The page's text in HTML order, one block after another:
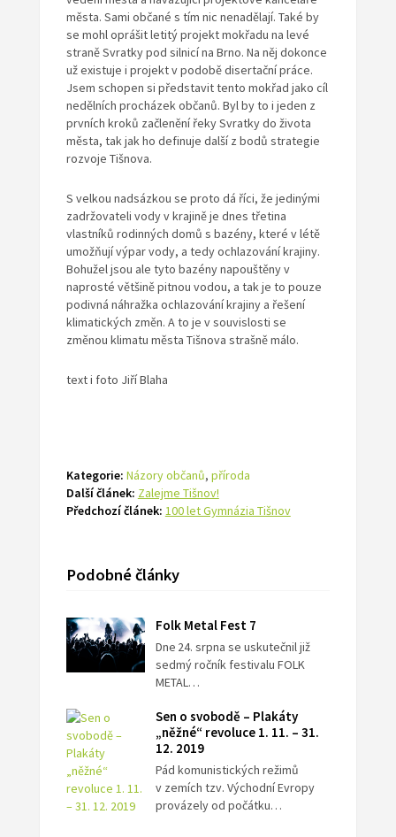
města. Sami občané s tím nic nenadělají. Také by
se mohl oprášit letitý projekt mokřadu na levé
straně Svratky pod silnicí na Brno. Na něj dokonce
už existuje i projekt v podobě disertační práce.
Jsem schopen si představit tento mokřad jako cíl
nedělních procházek občanů. Byl by to i jeden z
prvních kroků začlenění řeky Svratky do života
města, tak jak ho definuje další z bodů strategie
rozvoje Tišnova.
S velkou nadsázkou se proto dá říci, že jedinými
zadržovateli vody v krajině je dnes třetina
vlastníků rodinných domů s bazény, které v létě
umožňují výpar vody, a tedy ochlazování krajiny.
Bohužel jsou ale tyto bazény napouštěny v
naprosté většině pitnou vodou, a tak je to pouze
podivná náhražka ochlazování krajiny a řešení
klimatických změn. A to je v souvislosti se
změnou klimatu města Tišnova strašně málo.
text i foto Jiří Blaha
Kategorie: Názory občanů, příroda
Další článek: Zalejme Tišnov!
Předchozí článek: 100 let Gymnázia Tišnov
Podobné články
Folk Metal Fest 7
Dne 24. srpna se uskutečnil již
sedmý ročník festivalu FOLK
METAL…
Sen o svobodě – Plakáty
„něžné“ revoluce 1. 11. – 31.
12. 2019
Pád komunistických režimů
v zemích tzv. Východní Evropy
provázely od počátku…